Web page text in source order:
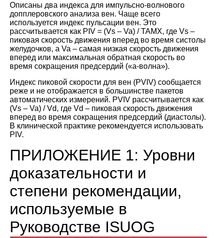
Описаны два индекса для импульсно-волнового
допплеровского анализа вен. Чаще всего
используется индекс пульсации вен. Это
рассчитывается как PIV = (Vs – Va) / TAMX, где Vs –
пиковая скорость движения вперед во время систолы
желудочков, а Va – самая низкая скорость движения
вперед или максимальная обратная скорость во
время сокращения предсердий («а-волна»).
Индекс пиковой скорости для вен (PVIV) сообщается
реже и не отображается в большинстве пакетов
автоматических измерений. PVIV рассчитывается как
(Vs – Va) / Vd, где Vd – пиковая скорость движения
вперед во время сокращения предсердий (диастолы).
В клинической практике рекомендуется использовать
PIV.
ПРИЛОЖЕНИЕ 1: Уровни
доказательности и
степени рекомендации,
используемые в
Руководстве ISUOG